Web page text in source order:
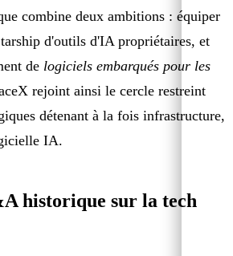
combine deux ambitions : équiper
d'outils d'IA propriétaires, et
de logiciels embarqués pour les
rejoint ainsi le cercle restreint
détenant à la fois infrastructure,
IA.
historique sur la tech